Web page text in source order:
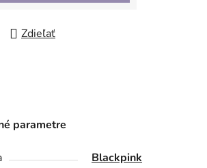
Zdieľať
parametre
Blackpink